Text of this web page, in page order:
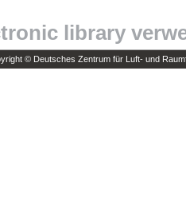
library
© Deutsches Zentrum für Luft- und